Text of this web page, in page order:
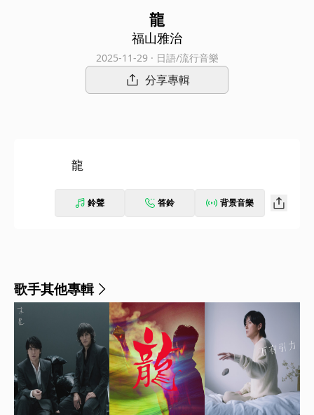
龍
福山雅治
2025-11-29 · 日語/流行音樂
分享專輯
龍
鈴聲 答鈴 背景音樂
歌手其他專輯